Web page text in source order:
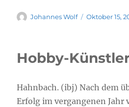
Autor
Johannes Wolf
Veröffentlicht
Oktober 15,
Hobby-
Hahnbach. (ibj) Nach dem
Erfolg im vergangenen Jahr